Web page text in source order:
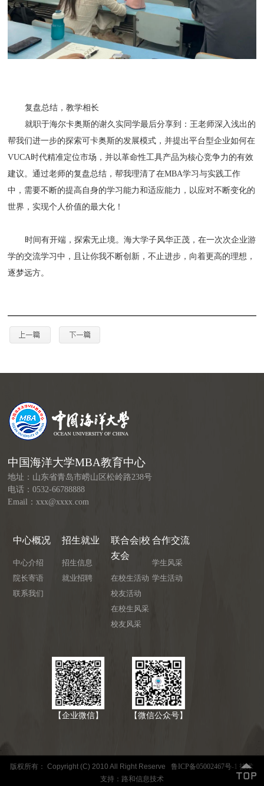
复盘总结，教学相长
就职于海尔卡奥斯的谢久实同学最后分享到：王老师深入浅出的
帮我们进一步的探索可卡奥斯的发展模式，并提出平台型企业如何在
VUCA时代精准定位市场，并以革命性工具产品为核心竞争力的有效
建议。通过老师的复盘总结，帮我理清了在MBA学习与实践工作
中，需要不断的提高自身的学习能力和适应能力，以应对不断变化的
世界，实现个人价值的最大化！
时间有开端，探索无止境。海大学子风华正茂，在一次次企业游
学的交流学习中，且让你我不断创新，不止进步，向着更高的理想，
逐梦远方。
中国海洋大学MBA教育中心
地址：山东省青岛市崂山区松岭路238号
电话：0532-66788888
Email：xxx@xxxx.com
中心概况
中心介绍
院长寄语
联系我们
招生就业
招生信息
就业招聘
联合会|校
友会
在校生活动
校友活动
在校生风采
校友风采
合作交流
学生风采
学生活动
【企业微信】 【微信公众号】
版权所有： Copyright (C) 2010 All Right Reserve鲁ICP备05002467号-1技术
支持：路和信息技术